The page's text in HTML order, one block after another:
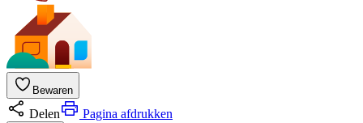
Bewaren
Delen Pagina afdrukken